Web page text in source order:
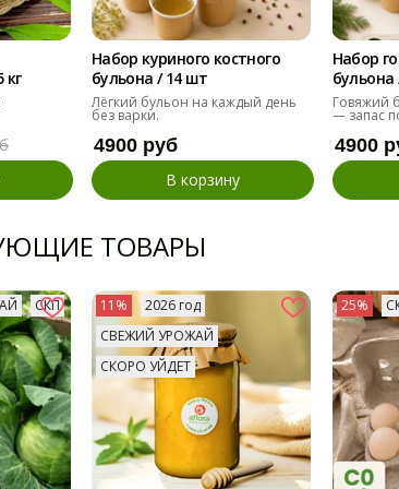
кг
Набор куриного костного
бульона / 14 шт
Лёгкий бульон на каждый день
без варки.
4900 руб
В корзину
Набор
Говяжий
— запас
4900
ТОВАРЫ
СКП 11%
2026 год
СВЕЖИЙ УРОЖАЙ
СКОРО УЙДЕТ
25%